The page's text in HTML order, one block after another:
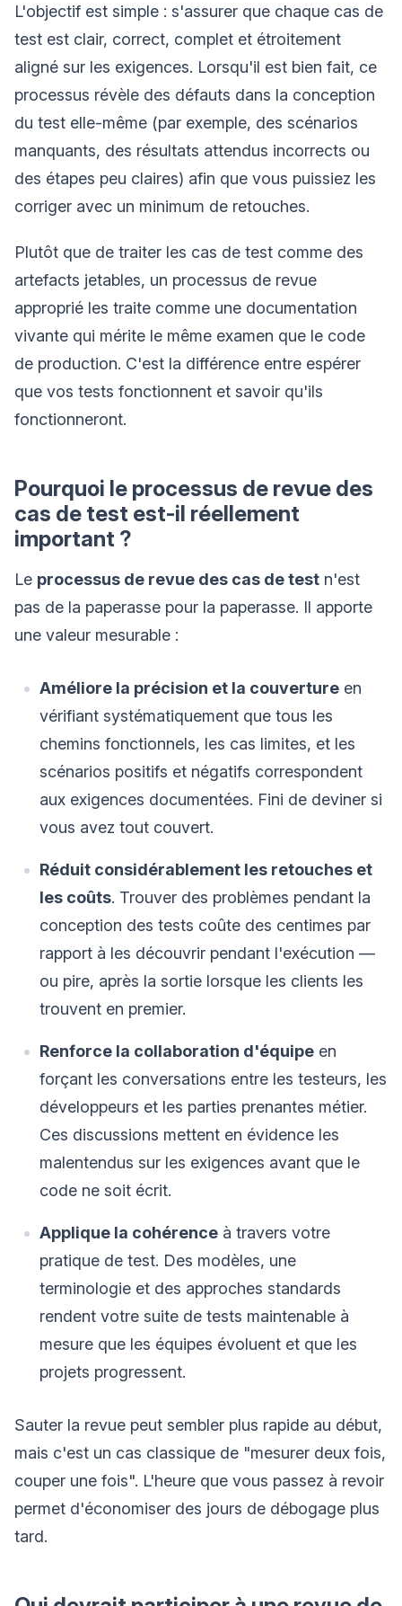
L'objectif est simple : s'assurer que chaque cas de
test est clair, correct, complet et étroitement
aligné sur les exigences. Lorsqu'il est bien fait, ce
processus révèle des défauts dans la conception
du test elle-même (par exemple, des scénarios
manquants, des résultats attendus incorrects ou
des étapes peu claires) afin que vous puissiez les
corriger avec un minimum de retouches.
Plutôt que de traiter les cas de test comme des
artefacts jetables, un processus de revue
approprié les traite comme une documentation
vivante qui mérite le même examen que le code
de production. C'est la différence entre espérer
que vos tests fonctionnent et savoir qu'ils
fonctionneront.
Pourquoi le processus de revue des
cas de test est-il réellement
important ?
Le processus de revue des cas de test n'est
pas de la paperasse pour la paperasse. Il apporte
une valeur mesurable :
Améliore la précision et la couverture en
vérifiant systématiquement que tous les
chemins fonctionnels, les cas limites, et les
scénarios positifs et négatifs correspondent
aux exigences documentées. Fini de deviner si
vous avez tout couvert.
Réduit considérablement les retouches et
les coûts. Trouver des problèmes pendant la
conception des tests coûte des centimes par
rapport à les découvrir pendant l'exécution —
ou pire, après la sortie lorsque les clients les
trouvent en premier.
Renforce la collaboration d'équipe en
forçant les conversations entre les testeurs, les
développeurs et les parties prenantes métier.
Ces discussions mettent en évidence les
malentendus sur les exigences avant que le
code ne soit écrit.
Applique la cohérence à travers votre
pratique de test. Des modèles, une
terminologie et des approches standards
rendent votre suite de tests maintenable à
mesure que les équipes évoluent et que les
projets progressent.
Sauter la revue peut sembler plus rapide au début,
mais c'est un cas classique de "mesurer deux fois,
couper une fois". L'heure que vous passez à revoir
permet d'économiser des jours de débogage plus
tard.